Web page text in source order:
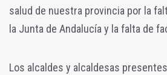
salud de nuestra provincia por la
la Junta de Andalucía y la falta de
Los alcaldes y alcaldesas